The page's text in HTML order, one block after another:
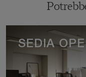
SEDIA